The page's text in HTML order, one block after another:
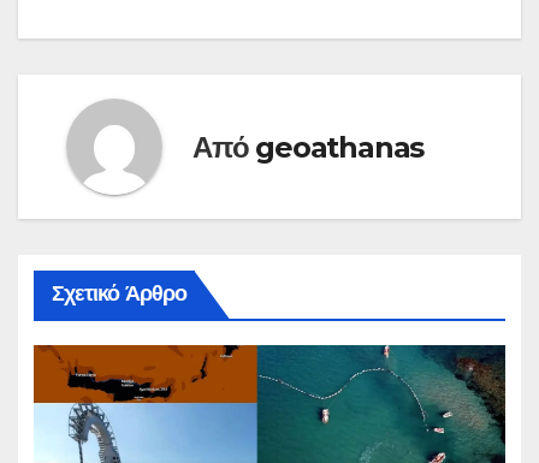
Από geoathanas
Σχετικό Άρθρο